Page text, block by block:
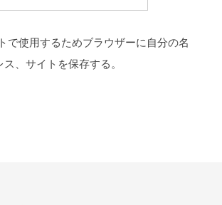
で使用するためブラウザーに自分の名
、サイトを保存する。